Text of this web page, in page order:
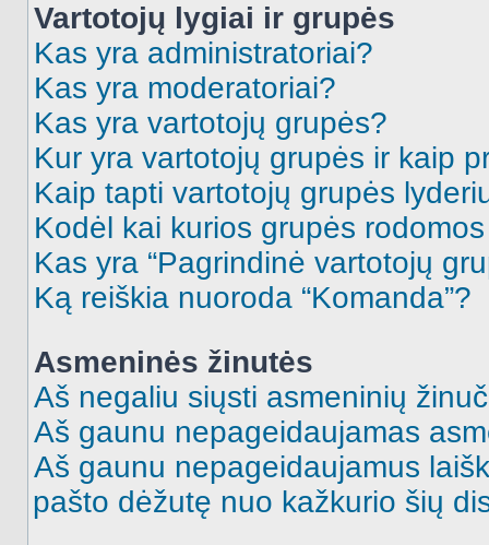
Vartotojų lygiai ir grupės
Kas yra administratoriai?
Kas yra moderatoriai?
Kas yra vartotojų grupės?
Kur yra vartotojų grupės ir kaip
Kaip tapti vartotojų grupės
Kodėl kai kurios grupės
Kas yra “Pagrindinė vartotojų
Ką reiškia nuoroda “Komanda”?
Asmeninės žinutės
Aš negaliu siųsti asmeninių
Aš gaunu nepageidaujamas
Aš gaunu nepageidaujamus
pašto dėžutę nuo kažkurio šių